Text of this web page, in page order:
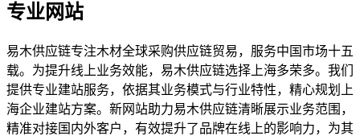
专业网站
易木供应链专注木材全球采购供应链贸易，服务中国市场十五
载。为提升线上业务效能，易木供应链选择上海多荣多。我们
提供专业建站服务，依据其业务模式与行业特性，精心规划上
海企业建站方案。新网站助力易木供应链清晰展示业务范围，
精准对接国内外客户，有效提升了品牌在线上的影响力，为其